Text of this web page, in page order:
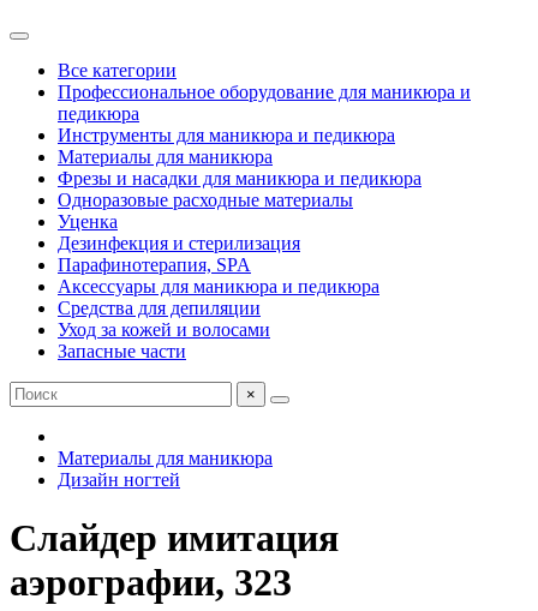
Все категории
Профессиональное оборудование для маникюра и
педикюра
Инструменты для маникюра и педикюра
Материалы для маникюра
Фрезы и насадки для маникюра и педикюра
Одноразовые расходные материалы
Уценка
Дезинфекция и стерилизация
Парафинотерапия, SPA
Аксессуары для маникюра и педикюра
Средства для депиляции
Уход за кожей и волосами
Запасные части
×
Материалы для маникюра
Дизайн ногтей
Слайдер имитация
аэрографии, 323